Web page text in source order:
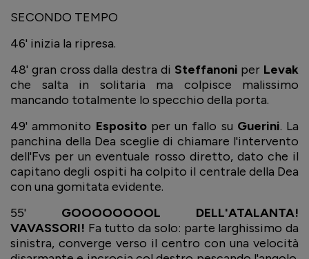
SECONDO TEMPO
46' inizia la ripresa.
48' gran cross dalla destra di Steffanoni per Levak
che salta in solitaria ma colpisce malissimo
mancando totalmente lo specchio della porta.
49' ammonito Espositoper un fallo su Guerini. La
panchina della Dea sceglie di chiamare l'intervento
dell'Fvs per un eventuale rosso diretto, dato che il
capitano degli ospiti ha colpito il centrale della Dea
con una gomitata evidente.
55' GOOOOOOOOL DELL'ATALANTA!
VAVASSORI! Fa tutto da solo: parte larghissimo da
sinistra, converge verso il centro con una velocità